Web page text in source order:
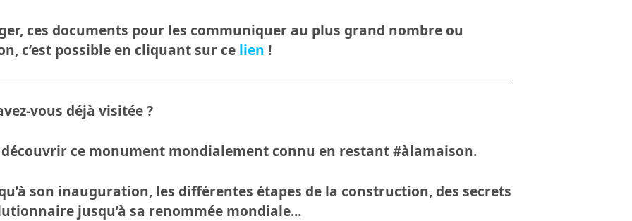
ces documents pour les communiquer au plus grand nombre ou
c’est possible en cliquant sur ce lien !
vous déjà visitée ?
ce monument mondialement connu en restant#àlamaison.
son inauguration, les différentes étapes de la construction, des secrets
jusqu’à sa renommée mondiale...